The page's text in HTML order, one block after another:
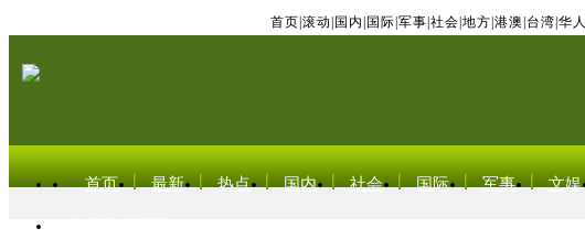
首页 滚动 国内 国际 军事 社会 地方 港澳 台湾 华人
首页 最新 热点 国内 社会 国际 军事 文娱